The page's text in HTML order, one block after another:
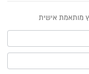
מותאמת אישית